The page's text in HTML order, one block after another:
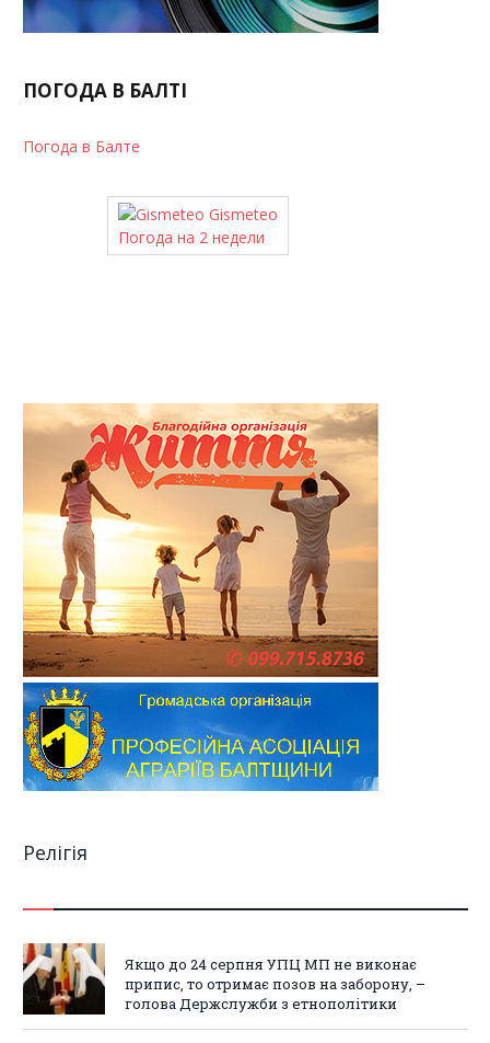
ПОГОДА В БАЛТІ
Погода в Балте
Gismeteo
Погода на 2 недели
Релігія
Якщо до 24 серпня УПЦ МП не виконає
припис, то отримає позов на заборону, –
голова Держслужби з етнополітики